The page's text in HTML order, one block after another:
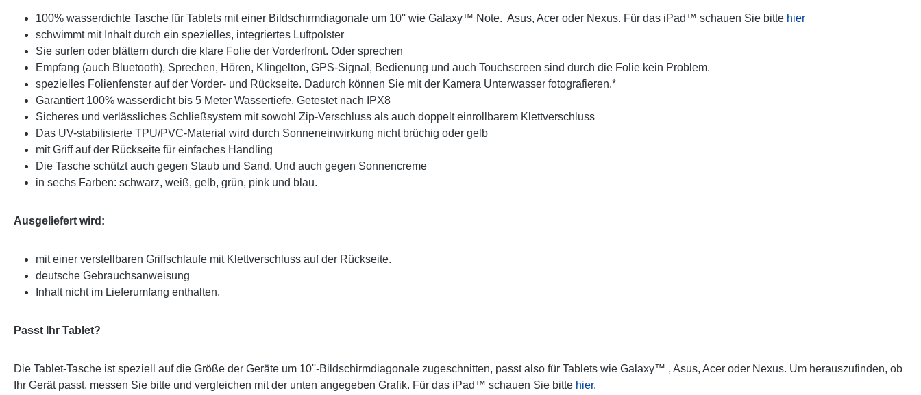
100% wasserdichte Tasche für Tablets mit einer Bildschirmdiagonale um 10'' wie Galaxy™ Note. Asus, Acer oder Nexus. Für das iPad™ schauen Sie bitte hier
schwimmt mit Inhalt durch ein spezielles, integriertes Luftpolster
Sie surfen oder blättern durch die klare Folie der Vorderfront. Oder sprechen
Empfang (auch Bluetooth), Sprechen, Hören, Klingelton, GPS-Signal, Bedienung und auch Touchscreen sind durch die Folie kein Problem.
spezielles Folienfenster auf der Vorder- und Rückseite. Dadurch können Sie mit der Kamera Unterwasser fotografieren.*
Garantiert 100% wasserdicht bis 5 Meter Wassertiefe. Getestet nach IPX8
Sicheres und verlässliches Schließsystem mit sowohl Zip-Verschluss als auch doppelt einrollbarem Klettverschluss
Das UV-stabilisierte TPU/PVC-Material wird durch Sonneneinwirkung nicht brüchig oder gelb
mit Griff auf der Rückseite für einfaches Handling
Die Tasche schützt auch gegen Staub und Sand. Und auch gegen Sonnencreme
in sechs Farben: schwarz, weiß, gelb, grün, pink und blau.
Ausgeliefert wird:
mit einer verstellbaren Griffschlaufe mit Klettverschluss auf der Rückseite.
deutsche Gebrauchsanweisung
Inhalt nicht im Lieferumfang enthalten.
Passt Ihr Tablet?
Die Tablet-Tasche ist speziell auf die Größe der Geräte um 10''-Bildschirmdiagonale zugeschnitten, passt also für Tablets wie Galaxy™ , Asus, Acer oder Nexus. Um herauszufinden, ob
Ihr Gerät passt, messen Sie bitte und vergleichen mit der unten angegeben Grafik. Für das iPad™ schauen Sie bitte hier.